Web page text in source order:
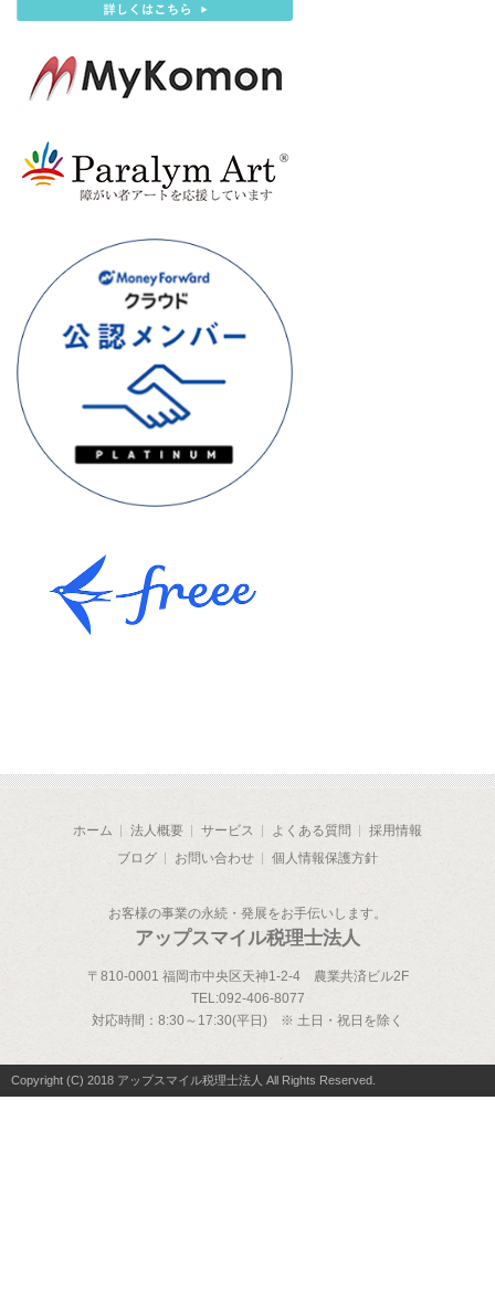
ホーム 法人概要 サービス よくある質問
採用情報
ブログ
お問い合わせ 個人情報保護方針
お客様の事業の永続・発展をお手伝いします。
アップスマイル税理士法人
〒810-0001 福岡市中央区天神1-2-4 農業共済ビル2F
TEL:092-406-8077
対応時間： 8:30～17:30(平日) ※ 土日・祝日を除く
Copyright (C) 2018 アップスマイル税理士法人 All Rights Reserved.